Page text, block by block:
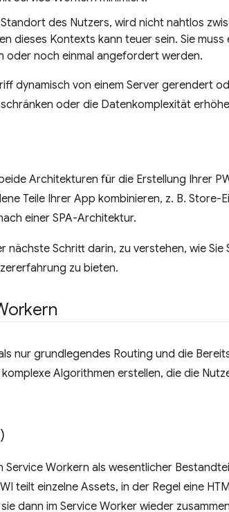
des Nutzers, wird nicht nahtlos
dieses Kontexts kann teuer sein. Sie
noch einmal angefordert werden.
dynamisch von einem Server gerendert
oder die Datenkomplexität
Architekturen für die Erstellung Ihrer
Teile Ihrer App kombinieren, z. B. Store-
einer SPA-Architektur.
Schritt darin, zu verstehen, wie Sie
zu bieten.
nur grundlegendes Routing und die
Algorithmen erstellen, die die
Service Workern als wesentlicher
teilt einzelne Assets, in der Regel eine
dann im Service Worker wieder